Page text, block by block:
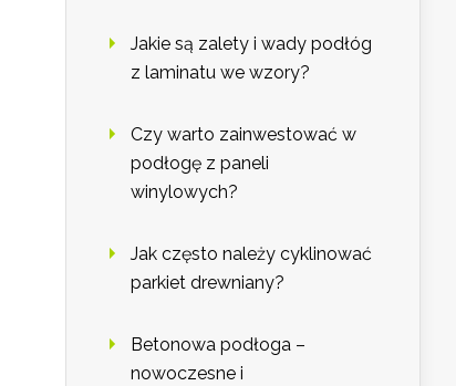
Jakie są zalety i wady podłóg
z laminatu we wzory?
Czy warto zainwestować w
podłogę z paneli
winylowych?
Jak często należy cyklinować
parkiet drewniany?
Betonowa podłoga –
nowoczesne i